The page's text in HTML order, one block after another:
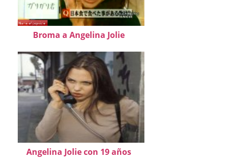
Broma a Angelina Jolie
Angelina Jolie con 19 años